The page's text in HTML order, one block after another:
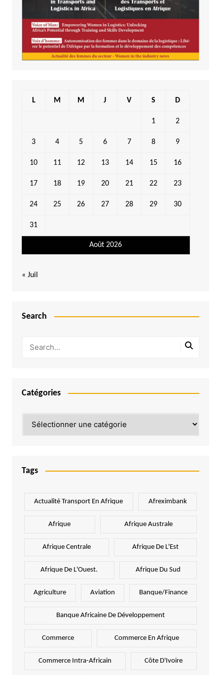
Août 2026
L M M J V S D
1 2
3 4 5 6 7 8 9
10 11 12 13 14 15 16
17 18 19 20 21 22 23
24 25 26 27 28 29 30
31
« Juil
Search
Catégories
Tags
Actualité Transport En Afrique Afreximbank
Afrique Afrique Australe
Afrique Centrale Afrique De L'Est
Afrique De L'Ouest. Afrique Du Sud
Agriculture Aviation Banque/Finance
Banque Africaine De Développement
Commerce Commerce En Afrique
Commerce Intra-Africain Côte D'Ivoire